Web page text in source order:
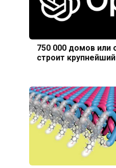
750 000 домов или
строит